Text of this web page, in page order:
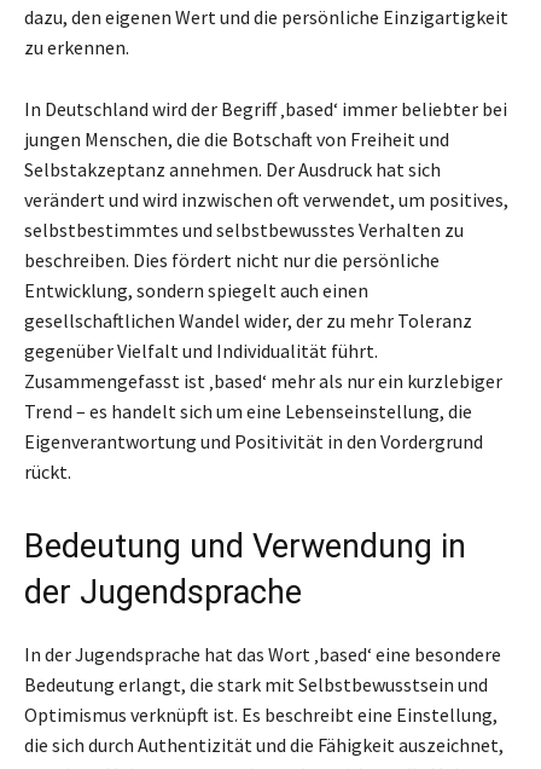
dazu, den eigenen Wert und die persönliche Einzigartigkeit
zu erkennen.
In Deutschland wird der Begriff ‚based‘ immer beliebter bei
jungen Menschen, die die Botschaft von Freiheit und
Selbstakzeptanz annehmen. Der Ausdruck hat sich
verändert und wird inzwischen oft verwendet, um positives,
selbstbestimmtes und selbstbewusstes Verhalten zu
beschreiben. Dies fördert nicht nur die persönliche
Entwicklung, sondern spiegelt auch einen
gesellschaftlichen Wandel wider, der zu mehr Toleranz
gegenüber Vielfalt und Individualität führt.
Zusammengefasst ist ‚based‘ mehr als nur ein kurzlebiger
Trend – es handelt sich um eine Lebenseinstellung, die
Eigenverantwortung und Positivität in den Vordergrund
rückt.
Bedeutung und Verwendung in
der Jugendsprache
In der Jugendsprache hat das Wort ‚based‘ eine besondere
Bedeutung erlangt, die stark mit Selbstbewusstsein und
Optimismus verknüpft ist. Es beschreibt eine Einstellung,
die sich durch Authentizität und die Fähigkeit auszeichnet,